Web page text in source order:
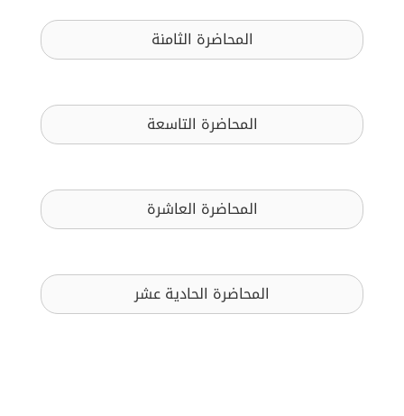
المحاضرة الثامنة
المحاضرة التاسعة
المحاضرة العاشرة
المحاضرة الحادية عشر